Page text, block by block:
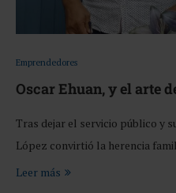
Emprendedores
Oscar Ehuan, y el arte
Tras dejar el servicio público y
López convirtió la herencia
Leer más